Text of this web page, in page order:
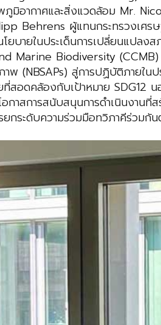
มิอากาศและสิ่งแวดล้อม Mr.
Behrens ผู้แทนกระทรวงเศ
โยบายในประเด็นการเปลี่ยนแป
Marine Biodiversity
พ (NBSAPs) สู่การปฏิบัติภายใน
ที่สอดคล้องกับเป้าหมาย
สการสนับสนุนการดำเนินงานที่
กระดับความร่วมมือทวิภาคีร่วมกั